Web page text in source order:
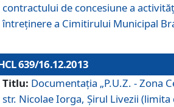
contractului de concesiune a
întreţinere a Cimitirului Municipal
639/16.12.2013
Titlu: Documentaţia „P.U.Z. - Zona
str. Nicolae Iorga, Şirul Livezii